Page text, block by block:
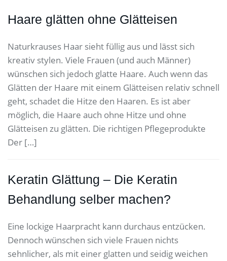
Haare glätten ohne Glätteisen
Naturkrauses Haar sieht füllig aus und lässt sich
kreativ stylen. Viele Frauen (und auch Männer)
wünschen sich jedoch glatte Haare. Auch wenn das
Glätten der Haare mit einem Glätteisen relativ schnell
geht, schadet die Hitze den Haaren. Es ist aber
möglich, die Haare auch ohne Hitze und ohne
Glätteisen zu glätten. Die richtigen Pflegeprodukte
Der […]
Keratin Glättung – Die Keratin
Behandlung selber machen?
Eine lockige Haarpracht kann durchaus entzücken.
Dennoch wünschen sich viele Frauen nichts
sehnlicher, als mit einer glatten und seidig weichen